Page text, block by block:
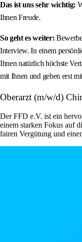
Das ist uns sehr wichtig:
Ihnen Freude.
So geht es weiter:
Interview. In einem
Ihnen natürlich höchste
mit Ihnen und geben erst
Oberarzt (m/w/d)
Der FFD e.V. ist ein
einem starken Fokus auf
fairen Vergütung und